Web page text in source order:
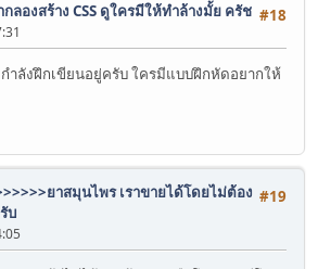
#18
กลองสร้าง CSS ดูใครมีให้ทำล้างมั้ย ครัช
กำลังฝึกเขียนอยู่ครับ ใครมีแบบฝึกหัดอยากให้
#19
ยาสมุนไพร เราขายได้โดยไม่ต้อง
บ